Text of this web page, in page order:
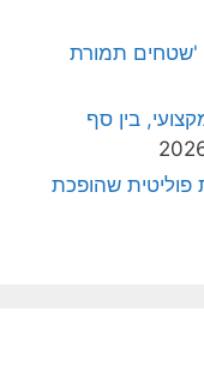
'שטחים תמורת
בין סף
פוליטית שהופכת